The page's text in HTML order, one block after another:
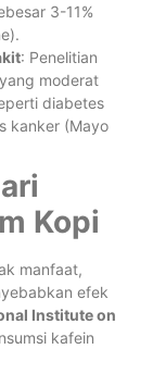
3-11%
: Penelitian
moderat
diabetes
kanker (Mayo
Kopi
manfaat,
efek
Institute on
kafein